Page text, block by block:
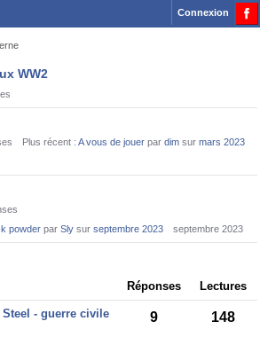
Connexion
WW2
Plus récent : A vous de jouer par dim sur mars 2023
powder par Sly sur septembre 2023 septembre 2023
Réponses Lectures
- guerre civile
9 148